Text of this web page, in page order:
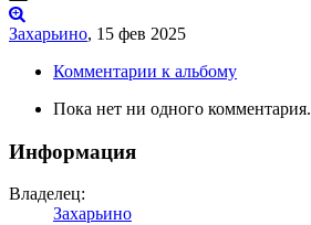
Захарьино, 15 фев 2025
Комментарии к альбому
Пока нет ни одного комментария.
Информация
Владелец:
Захарьино